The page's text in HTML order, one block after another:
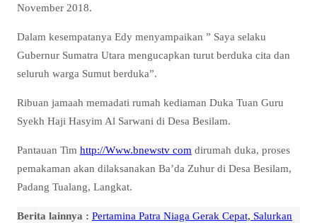
November 2018.
Dalam kesempatanya Edy menyampaikan ” Saya selaku
Gubernur Sumatra Utara mengucapkan turut berduka cita dan
seluruh warga Sumut berduka”.
Ribuan jamaah memadati rumah kediaman Duka Tuan Guru
Syekh Haji Hasyim Al Sarwani di Desa Besilam.
Pantauan Tim http://Www.bnewstv com dirumah duka, proses
pemakaman akan dilaksanakan Ba’da Zuhur di Desa Besilam,
Padang Tualang, Langkat.
Berita lainnya : Pertamina Patra Niaga Gerak Cepat, Salurkan